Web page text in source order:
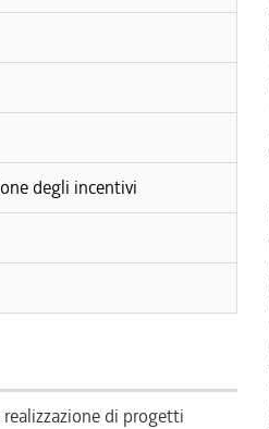
degli incentivi
di progetti